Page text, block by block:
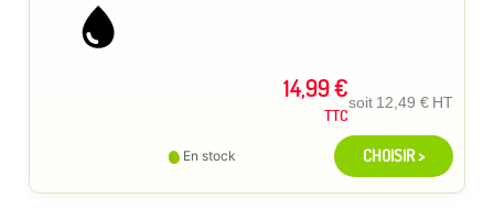
14,99 €
TTC
soit 12,49 € HT
En stock CHOISIR >